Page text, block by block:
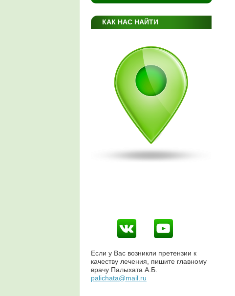
КАК НАС НАЙТИ
Если у Вас возникли претензии к
качеству лечения, пишите главному
врачу Палыхата А.Б.
palichata@mail.ru